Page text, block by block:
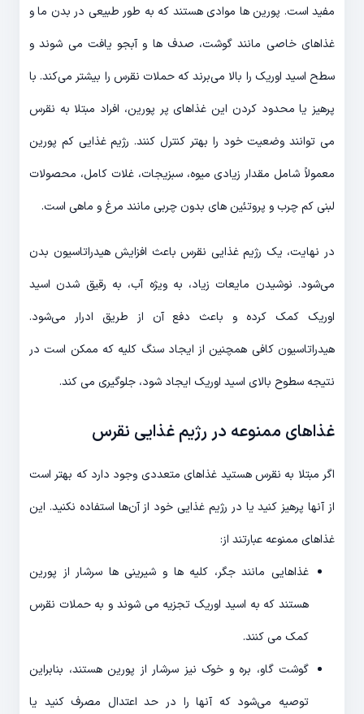
مفید است. پورین ها موادی هستند که به طور طبیعی در بدن ما و
غذاهای خاصی مانند گوشت، صدف ها و آبجو یافت می شوند و
سطح اسید اوریک را بالا می‌برند که حملات نقرس را بیشتر می‌کند. با
پرهیز یا محدود کردن این غذاهای پر پورین، افراد مبتلا به نقرس
می توانند وضعیت خود را بهتر کنترل کنند. رژیم غذایی کم پورین
معمولاً شامل مقدار زیادی میوه، سبزیجات، غلات کامل، محصولات
لبنی کم چرب و پروتئین های بدون چربی مانند مرغ و ماهی است.
در نهایت، یک رژیم غذایی نقرس باعث افزایش هیدراتاسیون بدن
می‌شود. نوشیدن مایعات زیاد، به ویژه آب، به رقیق شدن اسید
اوریک کمک کرده و باعث دفع آن از طریق ادرار می‌شود.
هیدراتاسیون کافی همچنین از ایجاد سنگ کلیه که ممکن است در
نتیجه سطوح بالای اسید اوریک ایجاد شود، جلوگیری می کند.
غذاهای ممنوعه در رژیم غذایی نقرس
اگر مبتلا به نقرس هستید غذاهای متعددی وجود دارد که بهتر است
از آنها پرهیز کنید یا در رژیم غذایی خود از آن‌ها استفاده نکنید. این
غذاهای ممنوعه عبارتند از:
غذاهایی مانند جگر، کلیه ها و شیرینی ها سرشار از پورین
هستند که به اسید اوریک تجزیه می شوند و به حملات نقرس
کمک می کنند.
گوشت گاو، بره و خوک نیز سرشار از پورین هستند، بنابراین
توصیه می‌شود که آنها را در حد اعتدال مصرف کنید یا